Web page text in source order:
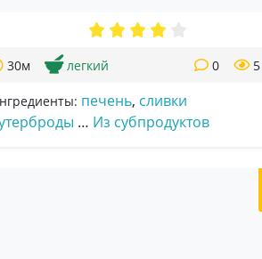
30м легкий 0
печень, сливки
… Из субпродуктов